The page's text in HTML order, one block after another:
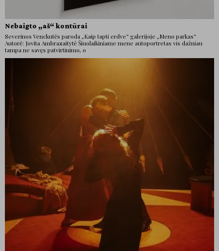
Nebaigto „aš“ kontūrai
Severinos Venckutės paroda „Kaip tapti erdve“ galerijoje „Meno parkas“
Autorė: Jovita Ambrazaitytė Šiuolaikiniame mene autoportretas vis dažniau
tampa ne savęs patvirtinimo, o